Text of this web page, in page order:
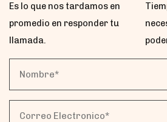
Es lo que nos tardamos en
promedio en responder tu
llamada.